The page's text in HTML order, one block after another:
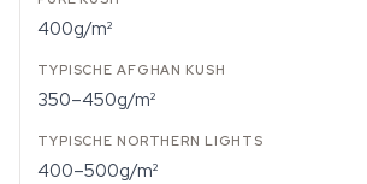
400g/m²
350–450g/m²
400–500g/m²